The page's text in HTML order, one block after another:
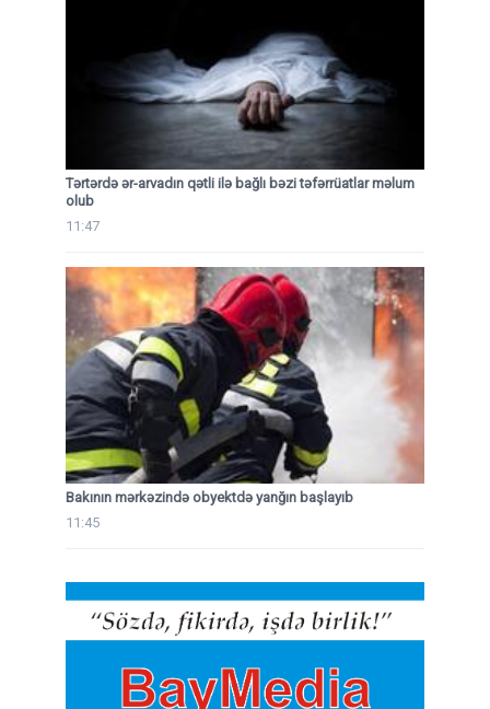
Tərtərdə ər-arvadın qətli ilə bağlı bəzi təfərrüatlar məlum
olub
11:47
Bakının mərkəzində obyektdə yanğın başlayıb
11:45